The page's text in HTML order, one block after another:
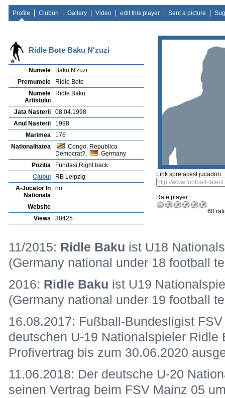
Profile Cluburi Gallery Video edit this player Sent a picture
Ridle Bote Baku N'zuzi
Numele
Baku N'zuzi
Premumele
Ridle Bote
Numele
Artistului
Ridle Baku
Jata Nasterii
08.04.1998
Anul Nasterii
1998
Marimea
176
Nationalitatea
Congo, Republica
Democrat?,
Germany
Pozitia
Fundasi,Right back
Clubul
RB Leipzig
A-Jucator In
Nationala
no
Website
-
Views
30425
Link spre acest jucadori:
Rate player:
60
11/2015: Ridle Baku ist U18
(Germany national under 18 football
2016: Ridle Baku ist U19
(Germany national under 19 football
16.08.2017: Fußball-Bundesligist
deutschen U-19 Nationalspieler Ridle
Profivertrag bis zum 30.06.2020
11.06.2018: Der deutsche U-20
seinen Vertrag beim FSV Mainz 05